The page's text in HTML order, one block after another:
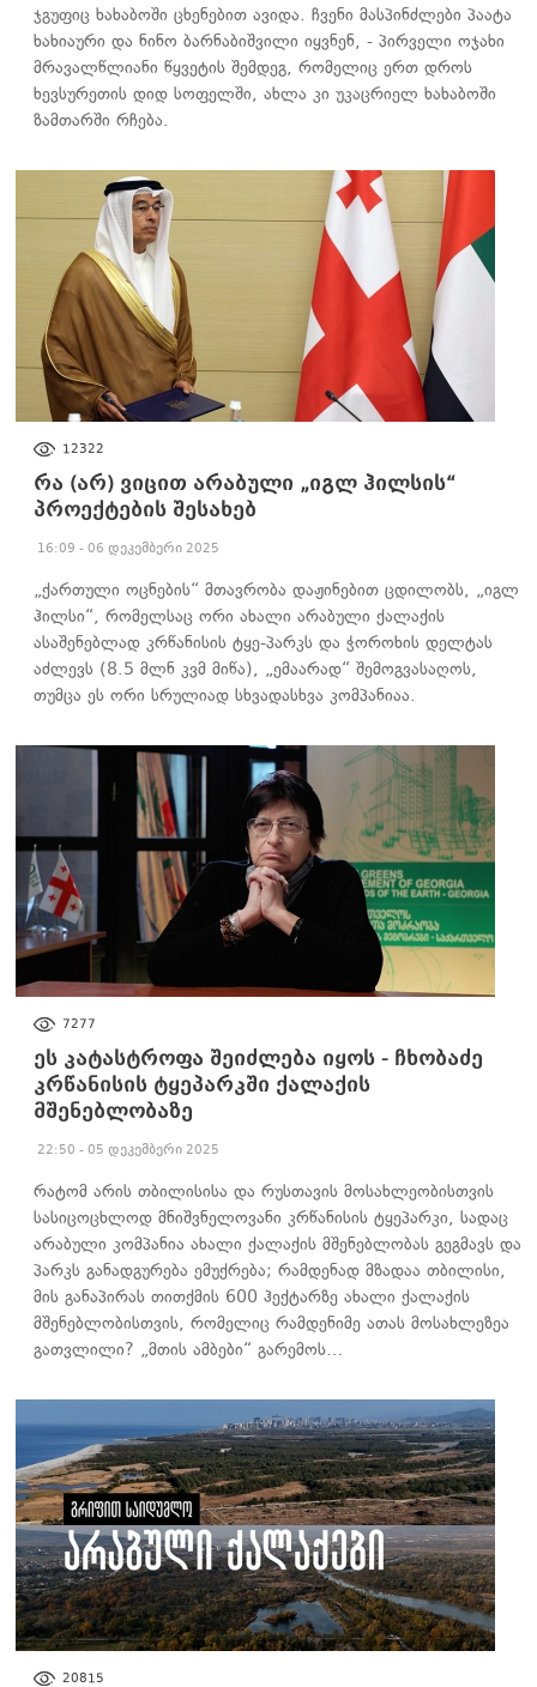
ჯგუფიც ხახაბოში ცხენებით ავიდა. ჩვენი მასპინძლები პაატა
ხახიაური და ნინო ბარნაბიშვილი იყვნენ, - პირველი ოჯახი
მრავალწლიანი წყვეტის შემდეგ, რომელიც ერთ დროს
ხევსურეთის დიდ სოფელში, ახლა კი უკაცრიელ ხახაბოში
ზამთარში რჩება.
12322
რა (არ) ვიცით არაბული „იგლ ჰილსის“
პროექტების შესახებ
16:09 - 06 დეკემბერი 2025
„ქართული ოცნების“ მთავრობა დაჟინებით ცდილობს, „იგლ
ჰილსი“, რომელსაც ორი ახალი არაბული ქალაქის
ასაშენებლად კრწანისის ტყე-პარკს და ჭოროხის დელტას
აძლევს (8.5 მლნ კვმ მიწა), „ემაარად“ შემოგვასაღოს,
თუმცა ეს ორი სრულიად სხვადასხვა კომპანიაა.
7277
ეს კატასტროფა შეიძლება იყოს - ჩხობაძე
კრწანისის ტყეპარკში ქალაქის
მშენებლობაზე
22:50 - 05 დეკემბერი 2025
რატომ არის თბილისისა და რუსთავის მოსახლეობისთვის
სასიცოცხლოდ მნიშვნელოვანი კრწანისის ტყეპარკი, სადაც
არაბული კომპანია ახალი ქალაქის მშენებლობას გეგმავს და
პარკს განადგურება ემუქრება; რამდენად მზადაა თბილისი,
მის განაპირას თითქმის 600 ჰექტარზე ახალი ქალაქის
მშენებლობისთვის, რომელიც რამდენიმე ათას მოსახლეზეა
გათვლილი? „მთის ამბები“ გარემოს…
20815